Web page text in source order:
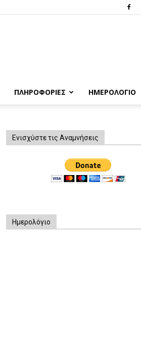
ΠΛΗΡΟΦΟΡΙΕΣ ΗΜΕΡΟΛΟΓΙΟ
Ενισχύστε τις Αναμνήσεις
Ημερολόγιο